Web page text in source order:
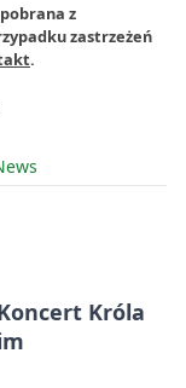
z
zastrzeżeń
.
Króla